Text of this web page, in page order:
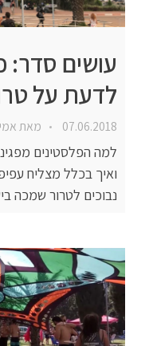
עושים סדר:
לדעת על
07.06.2018 מאת
למה הפלסטינים
ואיך בכלל מצליח
נבוכים לטרור שמכה